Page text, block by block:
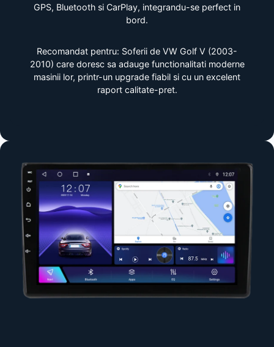
GPS, Bluetooth si CarPlay, integrandu-se perfect in
bord.
Recomandat pentru: Soferii de VW Golf V (2003-
2010) care doresc sa adauge functionalitati moderne
masinii lor, printr-un upgrade fiabil si cu un excelent
raport calitate-pret.